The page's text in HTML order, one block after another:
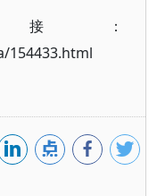
：
154433.html